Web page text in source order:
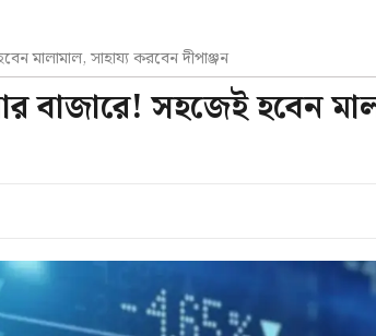
মালামাল, সাহায্য করবেন দীপাঞ্জন
বাজারে! সহজেই হবেন